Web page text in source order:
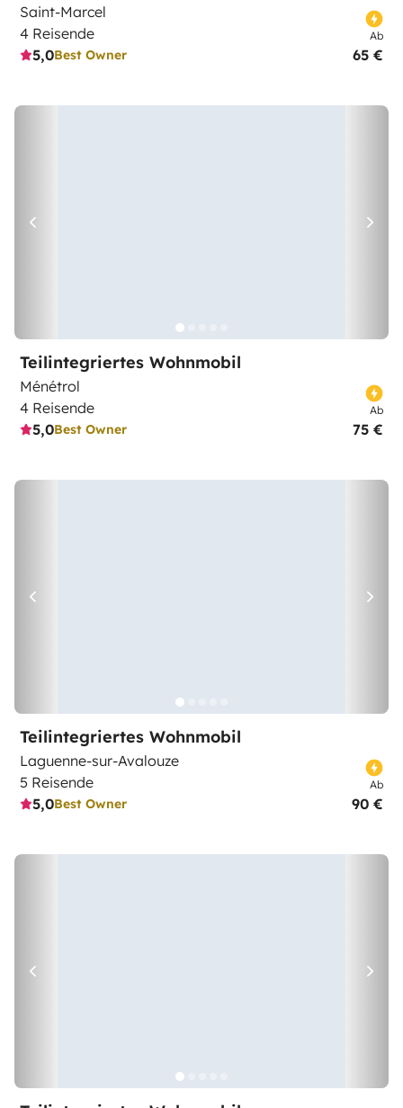
Saint-Marcel
4 Reisende
5,0Best Owner
Ab
65 €
Teilintegriertes Wohnmobil
Ménétrol
4 Reisende
5,0Best Owner
Ab
75 €
Teilintegriertes Wohnmobil
Laguenne-sur-Avalouze
5 Reisende
5,0Best Owner
Ab
90 €